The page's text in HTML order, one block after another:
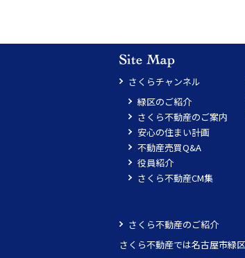
さくらチャンネル
緑区のご紹介
さくら不動産のご案内
安心の住まい計画
不動産売買Q&A
役員紹介
さくら不動産CM集
さくら不動産のご紹介
さくら不動産では名古屋市緑